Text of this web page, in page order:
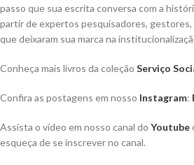
passo que sua escrita conversa com a
partir de expertos pesquisadores,
que deixaram sua marca na
Conheça mais livros da coleção Serviço
Confira as postagens em nosso Instagram:
Assista o vídeo em nosso canal do Youtube
esqueça de se inscrever no canal.